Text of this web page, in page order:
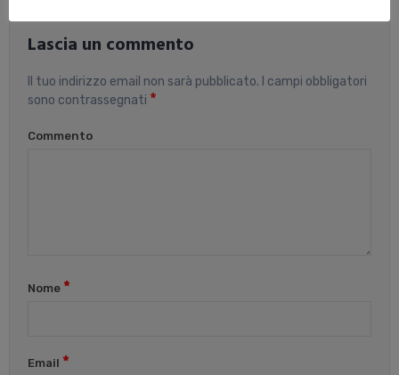
Lascia un commento
Il tuo indirizzo email non sarà pubblicato. I campi obbligatori
sono contrassegnati *
Commento
Nome *
Email *